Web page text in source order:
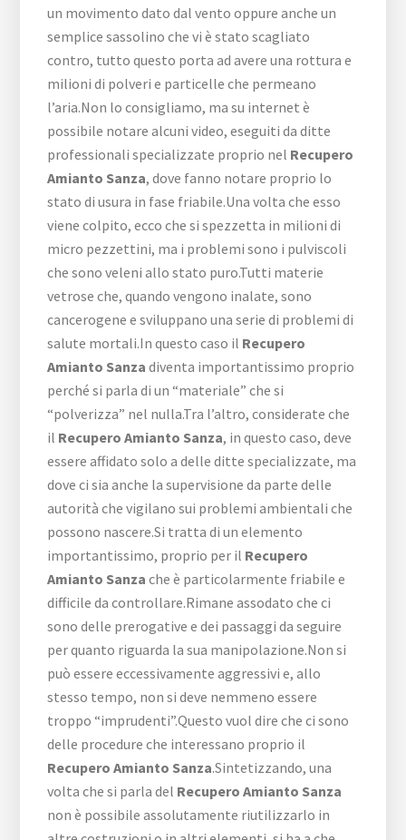
un movimento dato dal vento oppure anche un
semplice sassolino che vi è stato scagliato
contro, tutto questo porta ad avere una rottura e
milioni di polveri e particelle che permeano
l’aria.Non lo consigliamo, ma su internet è
possibile notare alcuni video, eseguiti da ditte
professionali specializzate proprio nel Recupero
Amianto Sanza, dove fanno notare proprio lo
stato di usura in fase friabile.Una volta che esso
viene colpito, ecco che si spezzetta in milioni di
micro pezzettini, ma i problemi sono i pulviscoli
che sono veleni allo stato puro.Tutti materie
vetrose che, quando vengono inalate, sono
cancerogene e sviluppano una serie di problemi di
salute mortali.In questo caso il Recupero
Amianto Sanza diventa importantissimo proprio
perché si parla di un “materiale” che si
“polverizza” nel nulla.Tra l’altro, considerate che
il Recupero Amianto Sanza, in questo caso, deve
essere affidato solo a delle ditte specializzate, ma
dove ci sia anche la supervisione da parte delle
autorità che vigilano sui problemi ambientali che
possono nascere.Si tratta di un elemento
importantissimo, proprio per il Recupero
Amianto Sanza che è particolarmente friabile e
difficile da controllare.Rimane assodato che ci
sono delle prerogative e dei passaggi da seguire
per quanto riguarda la sua manipolazione.Non si
può essere eccessivamente aggressivi e, allo
stesso tempo, non si deve nemmeno essere
troppo “imprudenti”.Questo vuol dire che ci sono
delle procedure che interessano proprio il
Recupero Amianto Sanza.Sintetizzando, una
volta che si parla del Recupero Amianto Sanza
non è possibile assolutamente riutilizzarlo in